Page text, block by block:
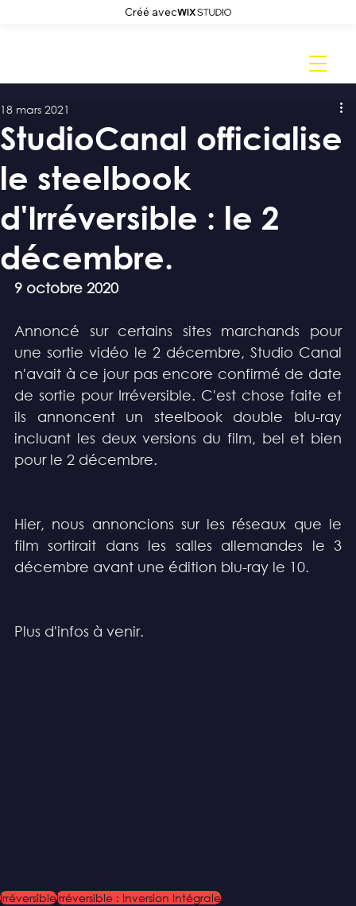
Créé avec
StudioCanal officialise
le steelbook
d'Irréversible : le 2
décembre.
18 mars 2021
9 octobre 2020
Annoncé sur certains sites marchands pour
une sortie vidéo le 2 décembre, Studio Canal
n'avait à ce jour pas encore confirmé de date
de sortie pour Irréversible. C'est chose faite et
ils annoncent un steelbook double blu-ray
incluant les deux versions du film, bel et bien
pour le 2 décembre.
Hier, nous annoncions sur les réseaux que le
film sortirait dans les salles allemandes le 3
décembre avant une édition blu-ray le 10.
Plus d'infos à venir.
IrréversibleIrréversible : Inversion Intégrale